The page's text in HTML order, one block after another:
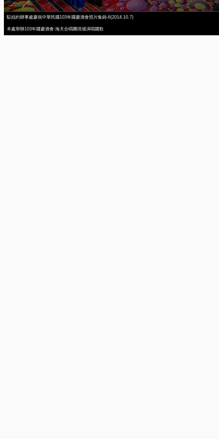
駐紐約辦事處慶祝中華民國103年國慶酒會照片集錦-6(2014.10.7)
本處舉辦103年國慶酒會-海天合唱團現場演唱國歌